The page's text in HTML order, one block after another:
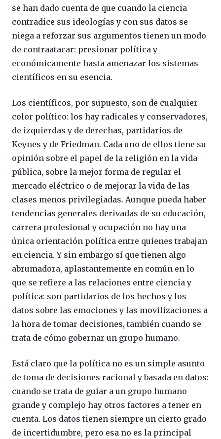
se han dado cuenta de que cuando la ciencia
contradice sus ideologías y con sus datos se
niega a reforzar sus argumentos tienen un modo
de contraatacar: presionar política y
económicamente hasta amenazar los sistemas
científicos en su esencia.
Los científicos, por supuesto, son de cualquier
color político: los hay radicales y conservadores,
de izquierdas y de derechas, partidarios de
Keynes y de Friedman. Cada uno de ellos tiene su
opinión sobre el papel de la religión en la vida
pública, sobre la mejor forma de regular el
mercado eléctrico o de mejorar la vida de las
clases menos privilegiadas. Aunque pueda haber
tendencias generales derivadas de su educación,
carrera profesional y ocupación no hay una
única orientación política entre quienes trabajan
en ciencia. Y sin embargo sí que tienen algo
abrumadora, aplastantemente en común en lo
que se refiere a las relaciones entre ciencia y
política: son partidarios de los hechos y los
datos sobre las emociones y las movilizaciones a
la hora de tomar decisiones, también cuando se
trata de cómo gobernar un grupo humano.
Está claro que la política no es un simple asunto
de toma de decisiones racional y basada en datos:
cuando se trata de guiar a un grupo humano
grande y complejo hay otros factores a tener en
cuenta. Los datos tienen siempre un cierto grado
de incertidumbre, pero esa no es la principal